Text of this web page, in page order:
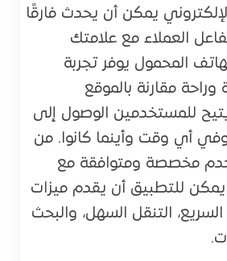
يمكن أن يحدث فارقًا
العملاء مع علامتك
المحمول يوفر تجربة
مقارنة بالموقع
للمستخدمين الوصول إلى
أي وقت وأينما كانوا. من
مخصصة ومتوافقة مع
يمكن للتطبيق أن يقدم ميزات
التنقل السهل، والبحث